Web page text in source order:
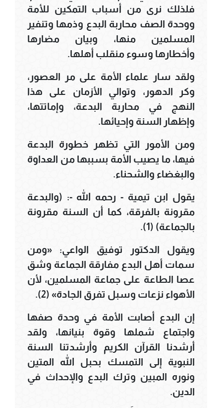
فلذلك نرى من أسباب التمكين للأمة
ووحدة الصف محاربة البدع وذمها وتنفير
المسلمين منها، وبيان مضارها
وأخطارها وسوء منقلب أهلها.
ولقد سار علماء الأمة على مر العصور،
وكر الدهور، وتوالي الأزمان على هذا
النهج في محاربة البدعة، وإماتتها،
وإظهار السنة وإحيائها.
ومن الأمور التي تظهر خطورة البدعة
فيها، ما يصيب الأمة بسببها من العداوة
والبغضاء والشحناء.
يقول ابن تيمية - رحمه الله -: (والبدعة
مقرونة بالفرقة، كما أن السنة مقرونة
بالجماعة) (1).
ويقول الدكتور توفيق الواعي: «ومن
سمات أهل البدع مفارقة الجماعة وشق
عصا الطاعة على جماعة المسلمين، لأن
الأهواء نزعات وسبل تفرق الجادة» (2).
إن البدع أصابت الأمة في وحدة صفها
واجتماع شملها وقوة بنيانها، ولقد
أرشدنا القرآن الكريم وأرشدتنا السنة
النبوية إلى التمسك بحبل الله المتين
ونوره المبين وترك البدع والإحداث في
الدين.